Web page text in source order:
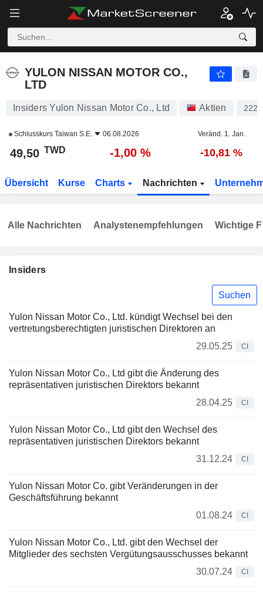
YULON NISSAN MOTOR CO.,
LTD
Insiders Yulon Nissan Motor Co., Ltd Aktien 2227
Schlusskurs Taiwan S.E. 06.08.2026 Veränd. 1. Jan.
49,50 TWD -1,00 % -10,81 %
Übersicht Kurse Charts Nachrichten
Insiders
Suchen
Yulon Nissan Motor Co., Ltd. kündigt Wechsel bei den
vertretungsberechtigten juristischen Direktoren an
29.05.25
CI
Yulon Nissan Motor Co., Ltd gibt die Änderung des
repräsentativen juristischen Direktors bekannt
28.04.25
CI
Yulon Nissan Motor Co., Ltd gibt den Wechsel des
repräsentativen juristischen Direktors bekannt
31.12.24
CI
Yulon Nissan Motor Co. gibt Veränderungen in der
Geschäftsführung bekannt
01.08.24
CI
Yulon Nissan Motor Co., Ltd. gibt den Wechsel der
Mitglieder des sechsten Vergütungsausschusses bekannt
30.07.24
CI
Alle Nachrichten Analystenempfehlungen Wichtige